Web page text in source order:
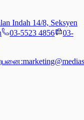
Indah 14/8, Seksyen
03-5523 4856
03-